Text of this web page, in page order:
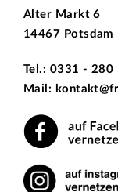
Alter Markt 6
14467 Potsdam
Tel.: 0331 - 280
Mail: